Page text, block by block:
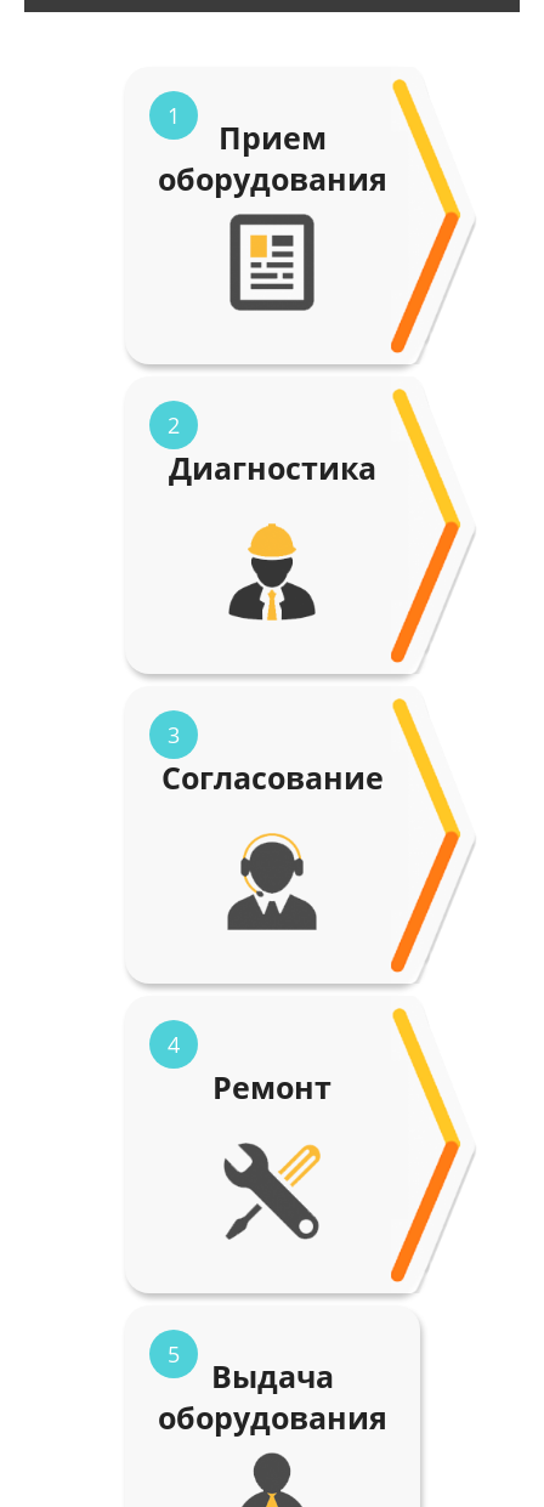
1
Прием
оборудования
2
Диагностика
3
Согласование
4
Ремонт
5
Выдача
оборудования